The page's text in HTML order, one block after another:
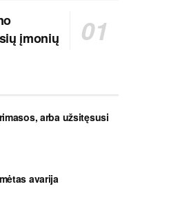
įmonių
arba užsitęsusi
avarija